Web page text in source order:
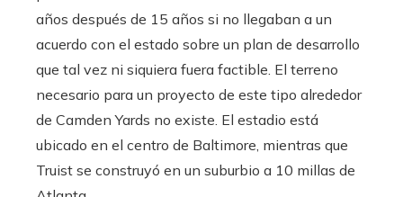
años después de 15 años si no llegaban a un
acuerdo con el estado sobre un plan de desarrollo
que tal vez ni siquiera fuera factible. El terreno
necesario para un proyecto de este tipo alrededor
de Camden Yards no existe. El estadio está
ubicado en el centro de Baltimore, mientras que
Truist se construyó en un suburbio a 10 millas de